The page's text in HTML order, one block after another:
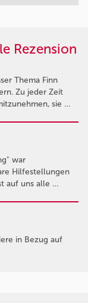
Rezension
Thema Finn
Zu jeder Zeit
sie …
war
Hilfestellungen
auf uns alle …
in Bezug auf